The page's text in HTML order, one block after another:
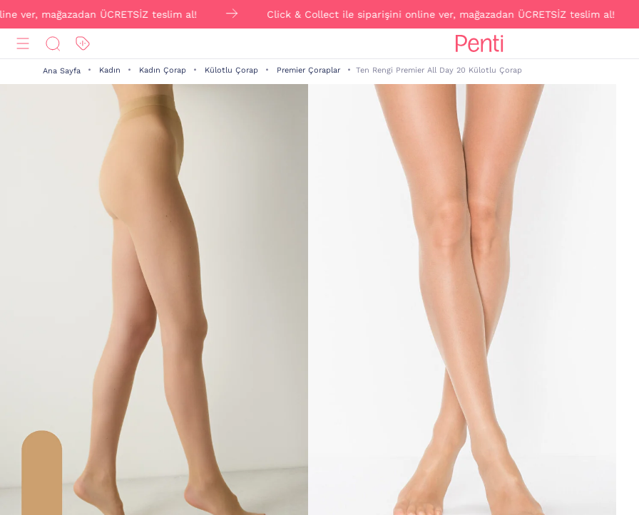
ÜCRETSİZ teslim al! Click & Collect ile siparişini online ver, mağazadan ÜCRETSİZ teslim al!
Ana Sayfa Kadın Kadın Çorap Külotlu Çorap Premier Çoraplar Ten Rengi Premier All Day 20 Külotlu Çorap